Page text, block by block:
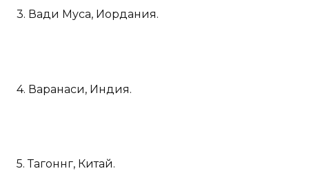
3. Вади Муса, Иордания.
4. Варанаси, Индия.
5. Тагоннг, Китай.